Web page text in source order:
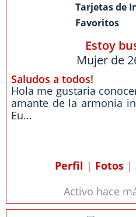
Tarjetas de
Favoritos
Estoy
Mujer de
Saludos a todos!
Hola me gustaria
amante de la armonia
Eu...
Perfil | Fotos|
Activo hace